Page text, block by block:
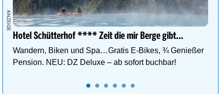
Hotel Schütterhof **** Zeit die mir Berge gibt…
Wandern, Biken und Spa…Gratis E-Bikes, ¾ Genießer
Pension. NEU: DZ Deluxe – ab sofort buchbar!